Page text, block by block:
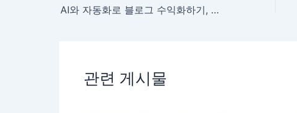
AI와 자동화로 블로그 수익화하기, 디지털 콘텐츠 시대의 새로운 전략
관련 게시물